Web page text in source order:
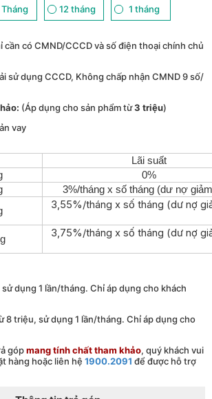
12 tháng 1 tháng
cần có CMND/CCCD và số điện thoại chính chủ
sử dụng CCCD, Không chấp nhận CMND 9 số/
(Áp dụng cho sản phẩm từ3 triệu)
vay
Lãi suất
0%
3%/tháng x số tháng (dư nợ
3,55%/tháng x số tháng (dư nợ
3,75%/tháng x số tháng (dư nợ
dụng 1 lần/tháng. Chỉ áp dụng cho khách
8 triệu, sử dụng 1 lần/tháng. Chỉ áp dụng cho
gópmang tính chất tham khảo, quý khách vui
hàng hoặc liên hệ 1900.2091 để được hỗ trợ